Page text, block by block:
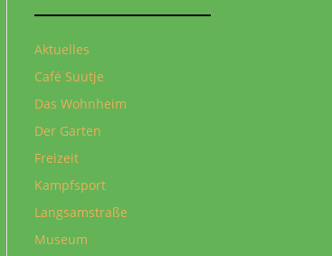
Aktuelles
Café Suutje
Das Wohnheim
Der Garten
Freizeit
Kampfsport
Langsamstraße
Museum